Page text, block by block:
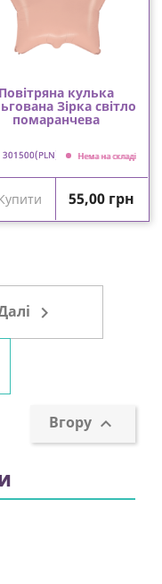
Повітряна кулька
Зірка світло
помаранчева
301500(PLN) Нема на складі
Ціна
55,00 грн

Вгору 